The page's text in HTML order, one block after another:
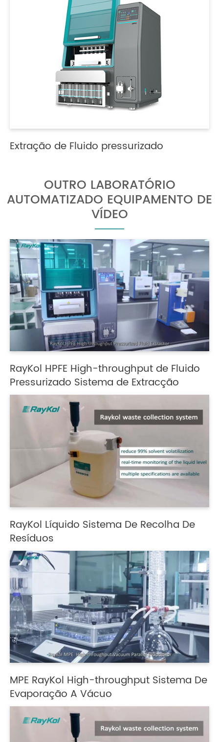
Extração de Fluido pressurizado
OUTRO LABORATÓRIO
AUTOMATIZADO EQUIPAMENTO DE
VÍDEO
RayKol HPFE High-throughput de Fluido
Pressurizado Sistema de Extracção
RayKol Líquido Sistema De Recolha De
Resíduos
MPE RayKol High-throughput Sistema De
Evaporação A Vácuo